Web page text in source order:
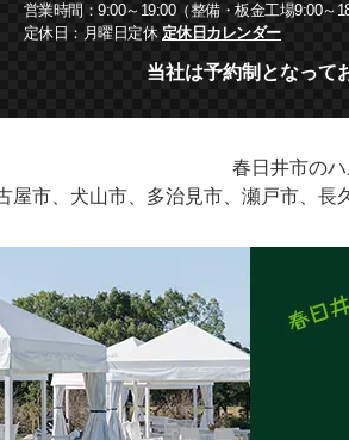
営業時間：9:00～19:00（整備・板金工場9:00～
定休日：月曜日定休 定休日カレンダー
当社は予約制となって
春日井市の
屋市、犬山市、多治見市、瀬戸市、長